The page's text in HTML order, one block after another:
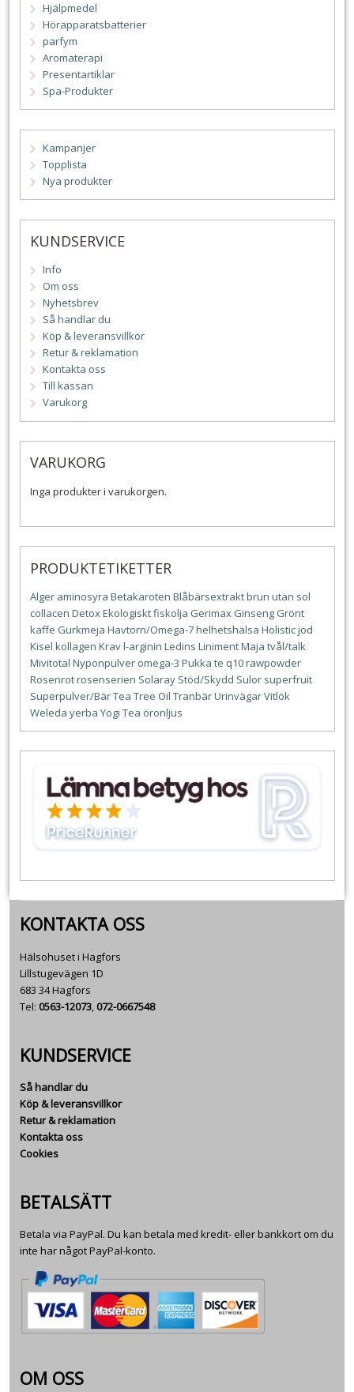
Hjälpmedel
Hörapparatsbatterier
parfym
Aromaterapi
Presentartiklar
Spa-Produkter
Kampanjer
Topplista
Nya produkter
KUNDSERVICE
Info
Om oss
Nyhetsbrev
Så handlar du
Köp & leveransvillkor
Retur & reklamation
Kontakta oss
Till kassan
Varukorg
VARUKORG
Inga produkter i varukorgen.
PRODUKTETIKETTER
Alger aminosyra Betakaroten Blåbärsextraktbrun utan sol
collacen DetoxEkologisktfiskolja Gerimax Ginseng Grönt
kaffe Gurkmeja Havtorn/Omega-7helhetshälsa Holisticjod
Kisel kollagen Kravl-arginin Ledins LinimentMaja tvål/talk
Mivitotal Nyponpulver omega-3 Pukka te q10rawpowder
Rosenrotrosenserien Solaray Stöd/Skydd Sulor superfruit
Superpulver/BärTea Tree Oil TranbärUrinvägarVitlök
Weleda yerba Yogi Tea öronljus
KONTAKTA OSS
Hälsohuset i Hagfors
Lillstugevägen 1D
683 34 Hagfors
Tel: 0563-12073,072-0667548
KUNDSERVICE
Så handlar du
Köp & leveransvillkor
Retur & reklamation
Kontakta oss
Cookies
BETALSÄTT
Betala via PayPal. Du kan betala med kredit- eller bankkort om du
inte har något PayPal-konto.
OM OSS